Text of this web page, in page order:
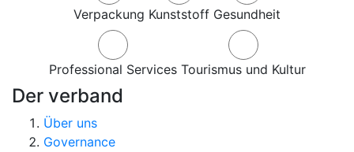
Verpackung Kunststoff Gesundheit
Professional Services Tourismus und Kultur
Der verband
Über uns
Governance